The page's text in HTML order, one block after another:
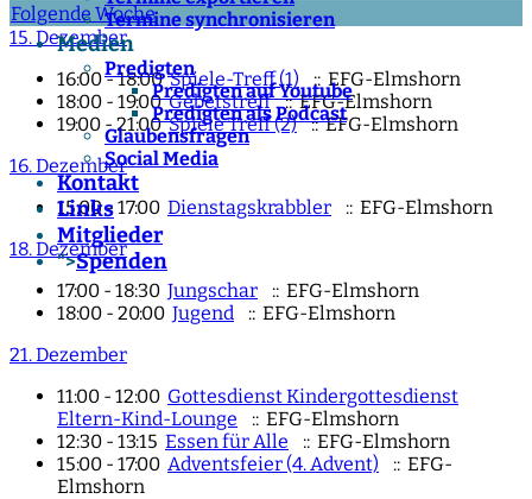
Termine synchronisieren
Medien
Predigten
Predigten auf Youtube
Predigten als Podcast
Glaubensfragen
Social Media
Kontakt
Links
Mitglieder
">Spenden
Folgende Woche
15. Dezember
16:00 - 18:00Spiele-Treff (1)
:: EFG-Elmshorn
18:00 - 19:00Gebetstreff :: EFG-Elmshorn
19:00 - 21:00Spiele Treff (2) :: EFG-Elmshorn
16. Dezember
15:00 - 17:00 Dienstagskrabbler
:: EFG-Elmshorn
18. Dezember
17:00 - 18:30 Jungschar
:: EFG-Elmshorn
18:00 - 20:00 Jugend
:: EFG-Elmshorn
21. Dezember
11:00 - 12:00 Gottesdienst Kindergottesdienst
Eltern-Kind-Lounge
:: EFG-Elmshorn
12:30 - 13:15 Essen für Alle
:: EFG-Elmshorn
15:00 - 17:00 Adventsfeier (4. Advent)
:: EFG-
Elmshorn